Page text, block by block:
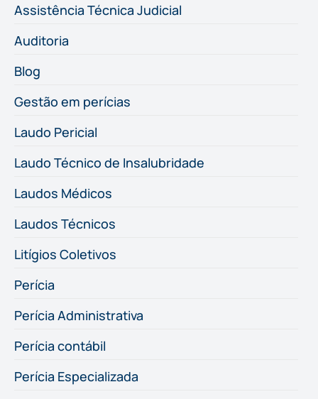
Assistência Técnica Judicial
Auditoria
Blog
Gestão em perícias
Laudo Pericial
Laudo Técnico de Insalubridade
Laudos Médicos
Laudos Técnicos
Litígios Coletivos
Perícia
Perícia Administrativa
Perícia contábil
Perícia Especializada